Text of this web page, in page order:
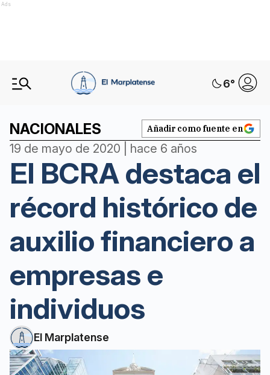
Ads
6°
NACIONALES Añadir como fuente en
19 de mayo de 2020 | hace 6 años
El BCRA destaca el
récord histórico de
auxilio financiero a
empresas e
individuos
El Marplatense